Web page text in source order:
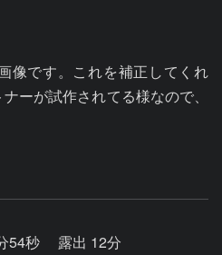
像です。これを補正してくれ
ーが試作されてる様なので、
54秒
露出 12分